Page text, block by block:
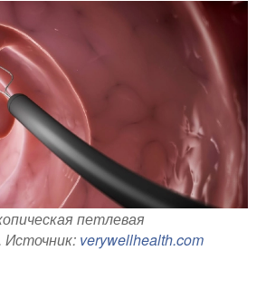
петлевая
Источник: verywellhealth.com